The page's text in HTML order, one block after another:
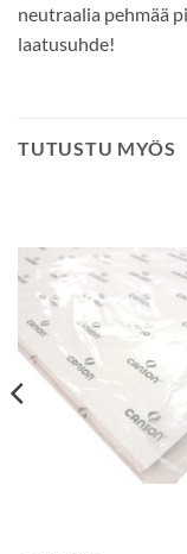
neutraalia pehmää
laatusuhde!
TUTUSTU MYÖS